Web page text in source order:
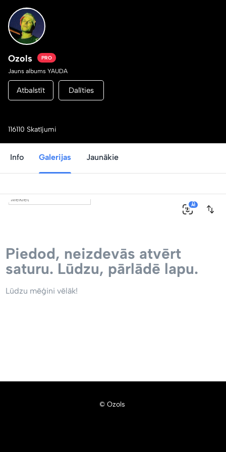
Ozols PRO
Jauns albums YAUDA
Atbalstīt Dalīties
116110 Skatījumi
Info Galerijas Jaunākie
0
AI
Piedod, neizdevās atvērt
saturu. Lūdzu, pārlādē lapu.
Lūdzu mēģini vēlāk!
© Ozols